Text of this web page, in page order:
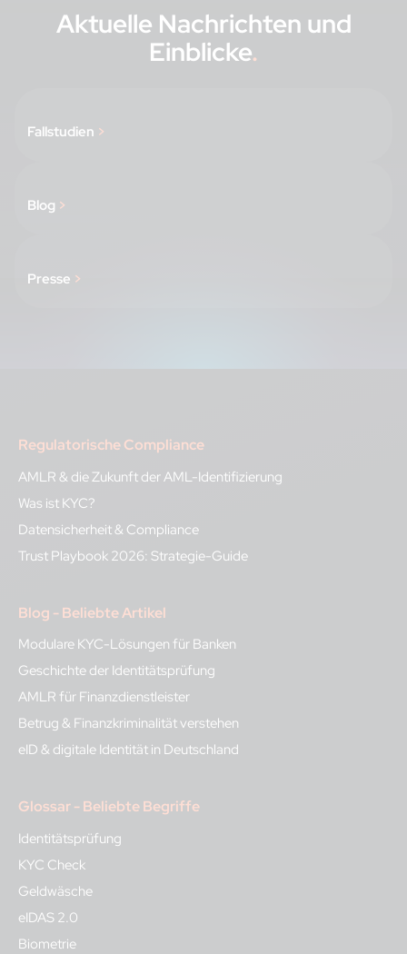
Aktuelle Nachrichten und
Einblicke.
Fallstudien >
Blog >
Presse >
Regulatorische Compliance
AMLR & die Zukunft der AML-Identifizierung
Was ist KYC?
Datensicherheit & Compliance
Trust Playbook 2026: Strategie-Guide
Blog - Beliebte Artikel
Modulare KYC-Lösungen für Banken
Geschichte der Identitätsprüfung
AMLR für Finanzdienstleister
Betrug & Finanzkriminalität verstehen
eID & digitale Identität in Deutschland
Glossar - Beliebte Begriffe
Identitätsprüfung
KYC Check
Geldwäsche
eIDAS 2.0
Biometrie